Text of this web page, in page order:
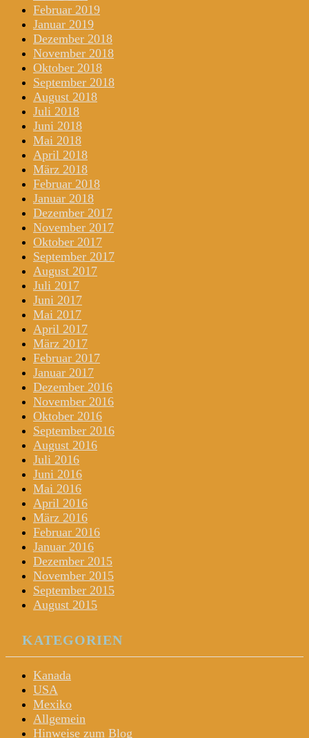
Februar 2019
Januar 2019
Dezember 2018
November 2018
Oktober 2018
September 2018
August 2018
Juli 2018
Juni 2018
Mai 2018
April 2018
März 2018
Februar 2018
Januar 2018
Dezember 2017
November 2017
Oktober 2017
September 2017
August 2017
Juli 2017
Juni 2017
Mai 2017
April 2017
März 2017
Februar 2017
Januar 2017
Dezember 2016
November 2016
Oktober 2016
September 2016
August 2016
Juli 2016
Juni 2016
Mai 2016
April 2016
März 2016
Februar 2016
Januar 2016
Dezember 2015
November 2015
September 2015
August 2015
KATEGORIEN
Kanada
USA
Mexiko
Allgemein
Hinweise zum Blog